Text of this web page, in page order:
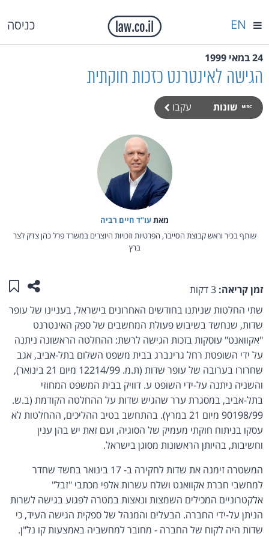
כניסה EN
24 במאי 1999
הגישה לאינטרנט כזכות חוקתית
שונות עקבו
מאת‏עו"ד חיים רביה
שותף בכיר וראש קבוצת הסייבר, הפרטיות וזכויות היוצרים במשרד פרל כהן צדק לצר
ברץ
זמן קריאה: שתפו
שתי החלטות שניתנו בחודשים האחרונים בישראל, בעניינו של עופר
שדות, שנחשד בשיבוש פעולת המחשבים של ספק האינטרנט
"אקוואנט" עוסקות בזכות הגישה לרשת: ההחלטה הראשונה ניתנה
על ידי השופטת רחל גרינברג בבית משפט השלום בתל-אביב, אגב
שחרורו בערובה של עופר שדות (ת.מ. 12214/99 מיום 21 בינואר),
והשניה ניתנה על-ידי השופט ע. דוויק בבית המשפט המחוזי
בתל-אביב, במסגרת ערר שהגיש שדות על ההחלטה הקודמת (ב.ש.
90198/99 מיום 21 במרץ). בהתחשב בטיב ההליכים, ההחלטות לא
עסקו בניתוח חוקתי מעמיק של הסוגיה, ועם זאת יש בהן ענין
וחשיבות, בהיותן הראשונות מסוגן בישראל.
המשטרה זימנה את שדות לחקירה ב- 17 בינואר בחשד שחדר
למחשבי חברת אקוואנט ושלח עשרות אלפי מכתבי "זבל"
אלקטרוניים המכילים השמצות ונאצות במטרה לפגוע בגישה לשרות
הניתן על-ידי החברה. הבעלים והמנהל של ספקית הגישה העיד, כי
שדות היה לקוח של החברה - מחובר למחשביה באמצעות קו נל"ן.